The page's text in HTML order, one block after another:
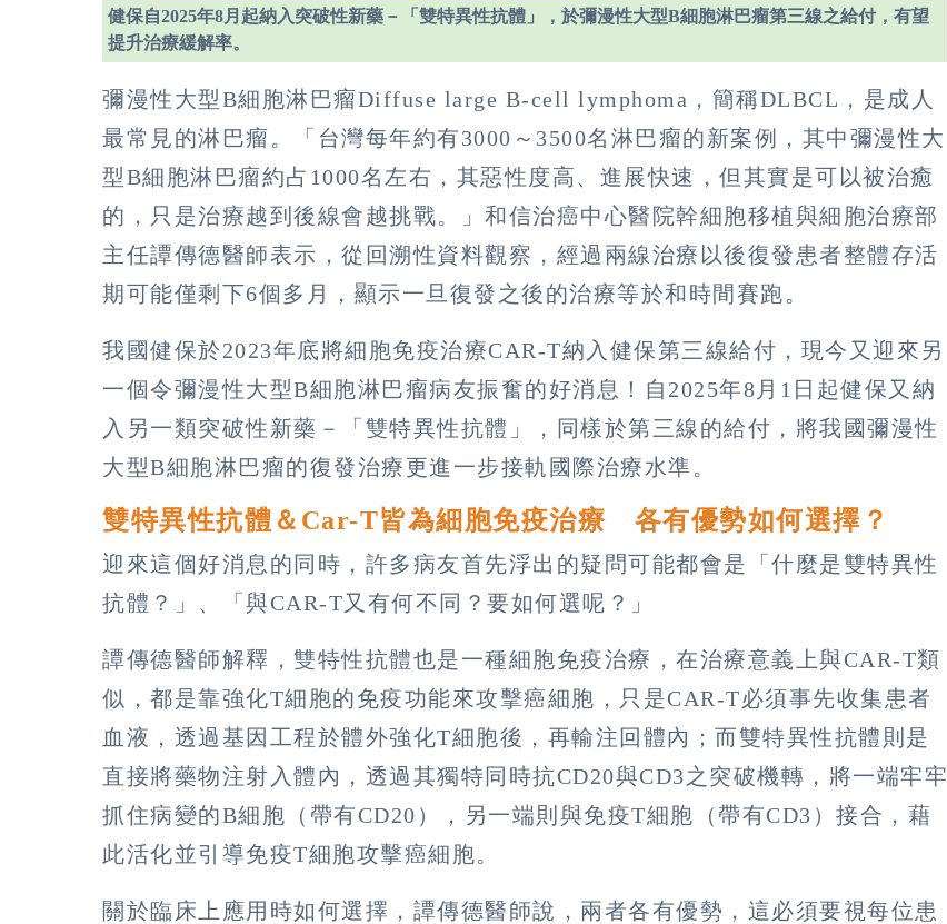
健保自2025年8月起納入突破性新藥－「雙特異性抗體」，於彌漫性大型B細胞淋巴瘤第三線之給付，有望
提升治療緩解率。
彌漫性大型B細胞淋巴瘤Diffuse large B-cell lymphoma，簡稱DLBCL，是成人
最常見的淋巴瘤。「台灣每年約有3000～3500名淋巴瘤的新案例，其中彌漫性大
型B細胞淋巴瘤約占1000名左右，其惡性度高、進展快速，但其實是可以被治癒
的，只是治療越到後線會越挑戰。」和信治癌中心醫院幹細胞移植與細胞治療部
主任譚傳德醫師表示，從回溯性資料觀察，經過兩線治療以後復發患者整體存活
期可能僅剩下6個多月，顯示一旦復發之後的治療等於和時間賽跑。
我國健保於2023年底將細胞免疫治療CAR-T納入健保第三線給付，現今又迎來另
一個令彌漫性大型B細胞淋巴瘤病友振奮的好消息！自2025年8月1日起健保又納
入另一類突破性新藥－「雙特異性抗體」，同樣於第三線的給付，將我國彌漫性
大型B細胞淋巴瘤的復發治療更進一步接軌國際治療水準。
雙特異性抗體＆Car-T皆為細胞免疫治療 各有優勢如何選擇？
迎來這個好消息的同時，許多病友首先浮出的疑問可能都會是「什麼是雙特異性
抗體？」、「與CAR-T又有何不同？要如何選呢？」
譚傳德醫師解釋，雙特性抗體也是一種細胞免疫治療，在治療意義上與CAR-T類
似，都是靠強化T細胞的免疫功能來攻擊癌細胞，只是CAR-T必須事先收集患者
血液，透過基因工程於體外強化T細胞後，再輸注回體內；而雙特異性抗體則是
直接將藥物注射入體內，透過其獨特同時抗CD20與CD3之突破機轉，將一端牢牢
抓住病變的B細胞（帶有CD20），另一端則與免疫T細胞（帶有CD3）接合，藉
此活化並引導免疫T細胞攻擊癌細胞。
關於臨床上應用時如何選擇，譚傳德醫師說，兩者各有優勢，這必須要視每位患